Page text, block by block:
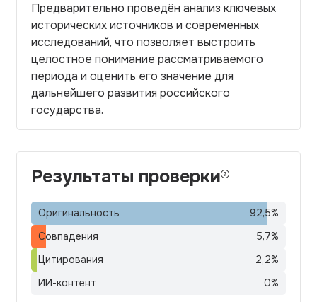
Предварительно проведён анализ ключевых
исторических источников и современных
исследований, что позволяет выстроить
целостное понимание рассматриваемого
периода и оценить его значение для
дальнейшего развития российского
государства.
Результаты проверки
Оригинальность 92,5%
Совпадения
5,7%
Цитирования
2,2%
ИИ-контент
0%